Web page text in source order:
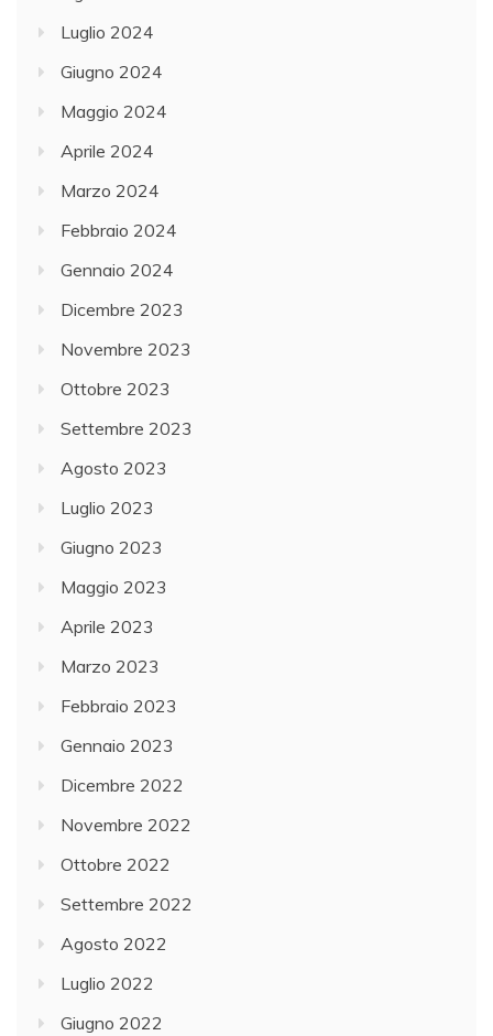
Luglio 2024
Giugno 2024
Maggio 2024
Aprile 2024
Marzo 2024
Febbraio 2024
Gennaio 2024
Dicembre 2023
Novembre 2023
Ottobre 2023
Settembre 2023
Agosto 2023
Luglio 2023
Giugno 2023
Maggio 2023
Aprile 2023
Marzo 2023
Febbraio 2023
Gennaio 2023
Dicembre 2022
Novembre 2022
Ottobre 2022
Settembre 2022
Agosto 2022
Luglio 2022
Giugno 2022